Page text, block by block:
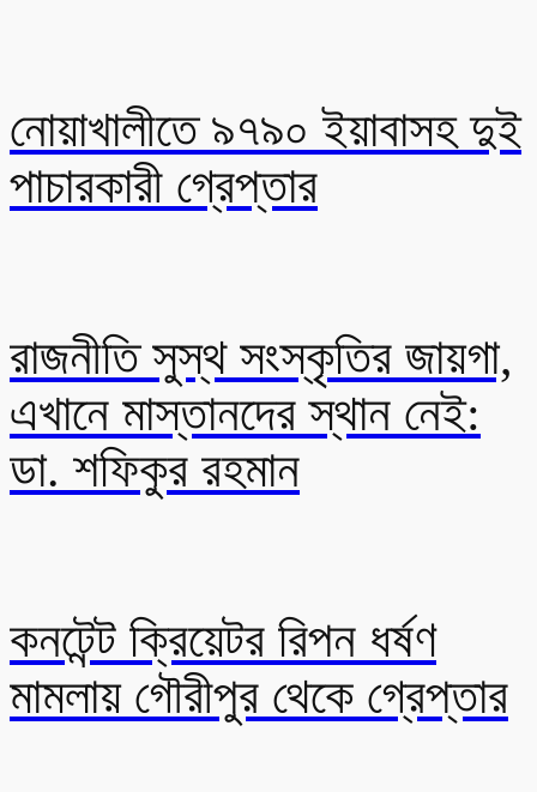
নোয়াখালীতে ৯৭৯০ ইয়াবাসহ দুই
পাচারকারী গ্রেপ্তার
রাজনীতি সুস্থ সংস্কৃতির জায়গা,
এখানে মাস্তানদের স্থান নেই:
ডা. শফিকুর রহমান
কনটেন্ট ক্রিয়েটর রিপন ধর্ষণ
মামলায় গৌরীপুর থেকে গ্রেপ্তার